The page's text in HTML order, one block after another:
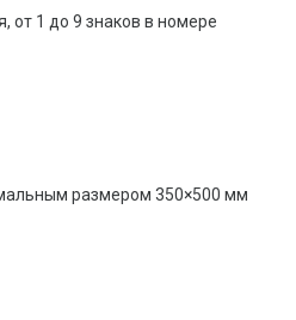
от 1 до 9 знаков в номере
размером 350×500 мм